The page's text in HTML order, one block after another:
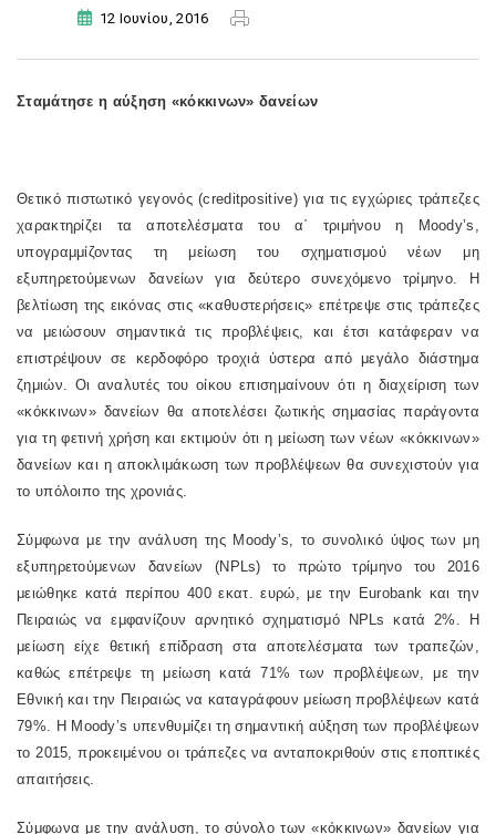
12 Ιουνίου, 2016
Σταμάτησε η αύξηση «κόκκινων» δανείων
Θετικό πιστωτικό γεγονός (creditpositive) για τις εγχώριες τράπεζες
χαρακτηρίζει τα αποτελέσματα του α΄ τριμήνου η
Moody’s ,
υπογραμμίζοντας τη μείωση του σχηματισμού νέων μη
εξυπηρετούμενων δανείων για δεύτερο συνεχόμενο τρίμηνο. Η
βελτίωση της εικόνας στις «καθυστερήσεις» επέτρεψε στις τράπεζες
να μειώσουν σημαντικά τις προβλέψεις, και έτσι κατάφεραν να
επιστρέψουν σε κερδοφόρο τροχιά ύστερα από μεγάλο διάστημα
ζημιών. Οι αναλυτές του οίκου επισημαίνουν ότι η διαχείριση των
«κόκκινων» δανείων θα αποτελέσει ζωτικής σημασίας παράγοντα
για τη φετινή χρήση και εκτιμούν ότι η μείωση των νέων «κόκκινων»
δανείων και η αποκλιμάκωση των προβλέψεων θα συνεχιστούν για
το υπόλοιπο της χρονιάς.
Σύμφωνα με την ανάλυση της Moody’s, το συνολικό ύψος των μη
εξυπηρετούμενων δανείων (NPLs) το πρώτο τρίμηνο του 2016
μειώθηκε κατά περίπου 400 εκατ. ευρώ, με την
Eurobank και την
Πειραιώς να εμφανίζουν αρνητικό σχηματισμό
NPLs κατά 2%. Η
μείωση είχε θετική επίδραση στα αποτελέσματα των τραπεζών,
καθώς επέτρεψε τη μείωση κατά 71% των προβλέψεων, με την
Εθνική και την Πειραιώς να καταγράφουν μείωση προβλέψεων κατά
79%. Η Moody’s υπενθυμίζει τη σημαντική αύξηση των προβλέψεων
το 2015, προκειμένου οι τράπεζες να ανταποκριθούν στις εποπτικές
απαιτήσεις.
Σύμφωνα με την ανάλυση, το σύνολο των «κόκκινων» δανείων για